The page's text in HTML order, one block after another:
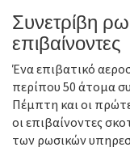
Συνετρίβη
επιβαίνοντες
Ένα επιβατικό
περίπου 50 άτομα
Πέμπτη και οι
οι επιβαίνοντες
των ρωσικών